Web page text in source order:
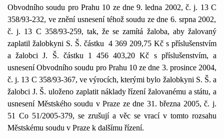
Obvodního soudu pro Prahu 10 ze dne 9. ledna 2002, č. j. 13 C
358/93-232, ve znění usnesení téhož soudu ze dne 6. srpna 2002,
č. j. 13 C 358/93-259, tak, že se zamítá žaloba, aby žalovaný
zaplatil žalobkyni S. Š. částku
4 369 209,75 Kč s příslušenstvím
a žalobci J. Š. částku 1 456 403,20 Kč s příslušenstvím, a
usnesení Obvodního soudu pro Prahu 10 ze dne 3. prosince 2004,
č. j. 13 C 358/93-367, ve výrocích, kterými bylo žalobkyni S. Š. a
žalobci J. Š. uloženo zaplatit náklady řízení žalovanému a státu, a
usnesení Městského soudu v Praze ze dne 31. března 2005, č. j.
51 Co 51/2005-379, se zrušují a věc se vrací v tomto rozsahu
Městskému soudu v Praze k dalšímu řízení.